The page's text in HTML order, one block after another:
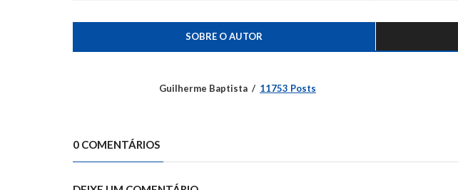
SOBRE O AUTOR
Guilherme Baptista 11753 Posts
0 COMENTÁRIOS